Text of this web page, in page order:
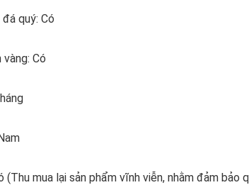
quý: Có
vàng: Có
(Thu mua lại sản phẩm vĩnh viễn, nhằm đảm bảo